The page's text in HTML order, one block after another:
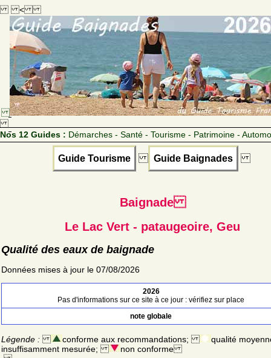
<
Nos 12 Guides : Démarches - Santé - Tourisme - Patrimoine -
Guide Tourisme Guide Baignades
Baignade
Le Lac Vert - pataugeoire, Geu
Qualité des eaux de baignade
Données mises à jour le 07/08/2026
2026
Pas d'informations sur ce site à ce jour : vérifiez sur place
note globale
Légende : conforme aux recommandations;
qualité
insuffisamment mesurée;
non conforme